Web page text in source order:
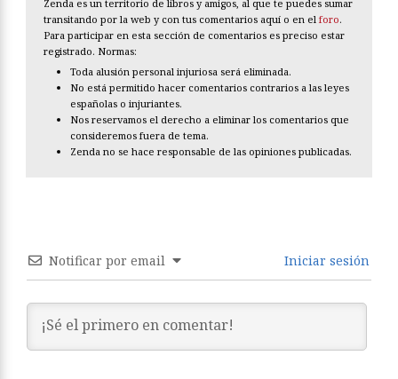
Zenda es un territorio de libros y amigos, al que te puedes sumar
transitando por la web y con tus comentarios aquí o en el foro.
Para participar en esta sección de comentarios es preciso estar
registrado. Normas:
Toda alusión personal injuriosa será eliminada.
No está permitido hacer comentarios contrarios a las leyes
españolas o injuriantes.
Nos reservamos el derecho a eliminar los comentarios que
consideremos fuera de tema.
Zenda no se hace responsable de las opiniones publicadas.
Notificar por email Iniciar sesión